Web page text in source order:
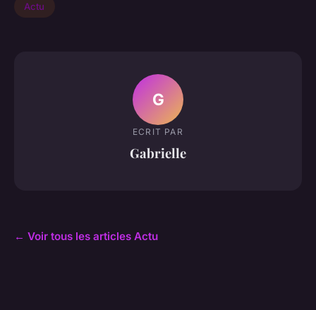
Actu
G
ECRIT PAR
Gabrielle
← Voir tous les articles Actu